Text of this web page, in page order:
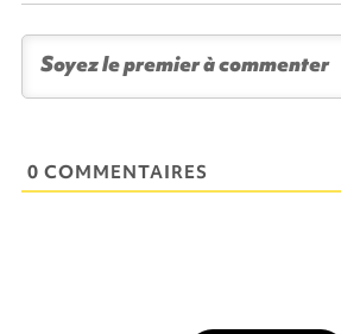
0 COMMENTAIRES